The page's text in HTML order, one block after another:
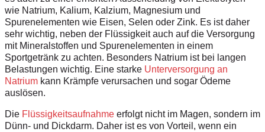
wie Natrium, Kalium, Kalzium, Magnesium und
Spurenelementen wie Eisen, Selen oder Zink. Es ist daher
sehr wichtig, neben der Flüssigkeit auch auf die Versorgung
mit Mineralstoffen und Spurenelementen in einem
Sportgetränk zu achten. Besonders Natrium ist bei langen
Belastungen wichtig. Eine starke Unterversorgung an
Natrium kann Krämpfe verursachen und sogar Ödeme
auslösen.
Die Flüssigkeitsaufnahme erfolgt nicht im Magen, sondern im
Dünn- und Dickdarm. Daher ist es von Vorteil, wenn ein